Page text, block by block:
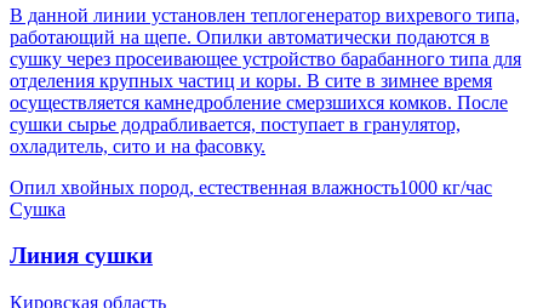
В данной линии установлен теплогенератор вихревого типа,
работающий на щепе. Опилки автоматически подаются в
сушку через просеивающее устройство барабанного типа для
отделения крупных частиц и коры. В сите в зимнее время
осуществляется камнедробление смерзшихся комков. После
сушки сырье додрабливается, поступает в гранулятор,
охладитель, сито и на фасовку.
Опил хвойных пород, естественная влажность1000 кг/час
Сушка
Линия сушки
Кировская область